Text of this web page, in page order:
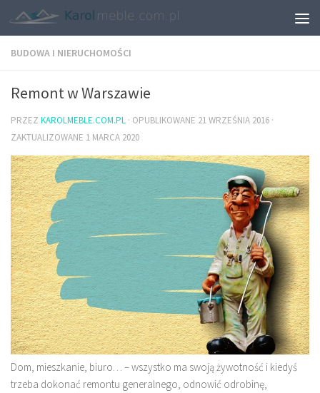
BUDOWA I NIERUCHOMOŚCI
Remont w Warszawie
PRZEZ KAROLMEBLE.COM.PL · OPUBLIKOWANE 21 WRZEŚNIA 2016 ·
ZAKTUALIZOWANE 1 MARCA 2020
Dom, mieszkanie, biuro… – wszystko ma swoją żywotność i kiedyś
trzeba dokonać remontu generalnego, odnowić odrobinę,